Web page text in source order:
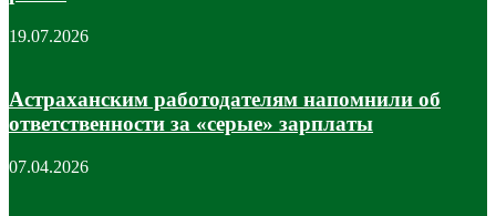
19.07.2026
Астраханским работодателям напомнили об
ответственности за «серые» зарплаты
07.04.2026